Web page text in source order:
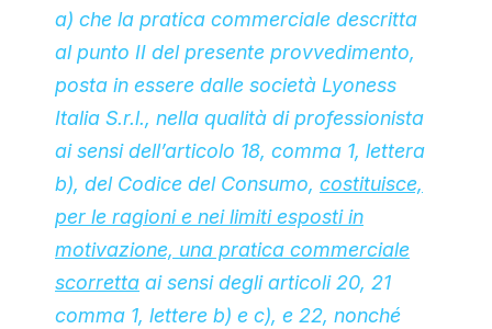
a) che la pratica commerciale descritta
al punto II del presente provvedimento,
posta in essere dalle società Lyoness
Italia S.r.l., nella qualità di professionista
ai sensi dell’articolo 18, comma 1, lettera
b), del Codice del Consumo, costituisce,
per le ragioni e nei limiti esposti in
motivazione, una pratica commerciale
scorretta ai sensi degli articoli 20, 21
comma 1, lettere b) e c), e 22, nonché